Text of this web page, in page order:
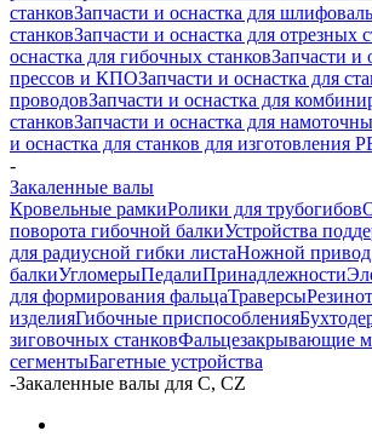
станковЗапчасти и оснастка для
станковЗапчасти и оснастка для отрезных
оснастка для гибочных станковЗапчасти и
прессов и КПОЗапчасти и оснастка для
проводовЗапчасти и оснастка для
станковЗапчасти и оснастка для
и оснастка для станков для изготовления
-
Закаленные валы
Кровельные рамкиРолики для трубогибов
поворота гибочной балкиУстройства
для радиусной гибки листаНожной
балкиУгломерыПедалиПринадлежности
для формирования фальцаТраверсы
изделияГибочные приспособления
зиговочных станковФальцезакрывающие
сегментыБагетные устройства
-Закаленные валы для C, CZ